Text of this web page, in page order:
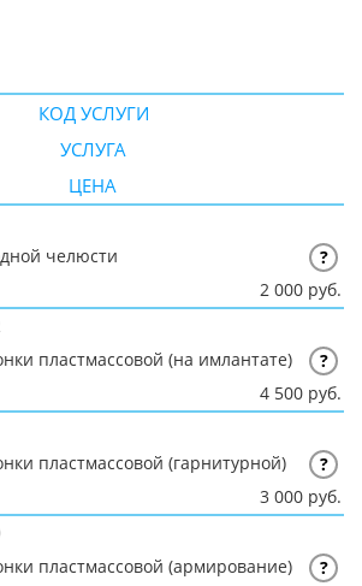
КОД УСЛУГИ
УСЛУГА
ЦЕНА
челюсти
?
2 000 руб.
пластмассовой (на имлантате)
?
4 500 руб.
пластмассовой (гарнитурной)
?
3 000 руб.
пластмассовой (армирование)
?